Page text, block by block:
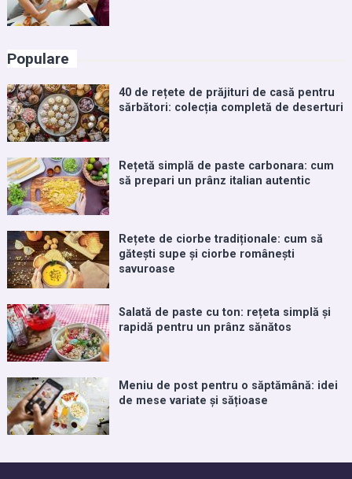
Populare
40 de rețete de prăjituri de casă pentru
sărbători: colecția completă de deserturi
Rețetă simplă de paste carbonara: cum
să prepari un prânz italian autentic
Rețete de ciorbe tradiționale: cum să
gătești supe și ciorbe românești
savuroase
Salată de paste cu ton: rețeta simplă și
rapidă pentru un prânz sănătos
Meniu de post pentru o săptămână: idei
de mese variate și sățioase